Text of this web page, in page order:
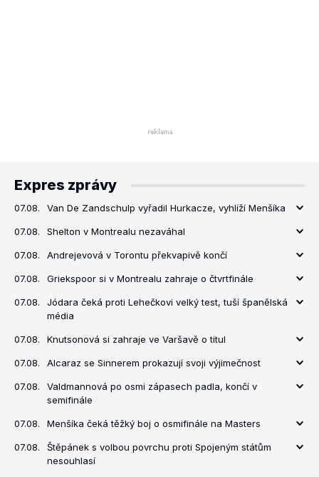
Expres zprávy
07.08. Van De Zandschulp vyřadil Hurkacze, vyhlíží Menšíka
07.08. Shelton v Montrealu nezaváhal
07.08. Andrejevová v Torontu překvapivě končí
07.08. Griekspoor si v Montrealu zahraje o čtvrtfinále
07.08.
Jódara čeká proti Lehečkovi velký test, tuší španělská
média
07.08. Knutsonová si zahraje ve Varšavě o titul
07.08. Alcaraz se Sinnerem prokazují svoji výjimečnost
07.08.
Valdmannová po osmi zápasech padla, končí v
semifinále
07.08. Menšíka čeká těžký boj o osmifinále na Masters
07.08.
Štěpánek s volbou povrchu proti Spojeným státům
nesouhlasí